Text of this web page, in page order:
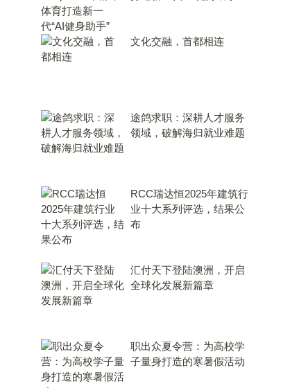
文化交融，首都相连
途鸽求职：深耕人才服务
领域，破解海归就业难题
RCC瑞达恒2025年建筑行
业十大系列评选，结果公
布
汇付天下登陆澳洲，开启
全球化发展新篇章
职出众夏令营：为高校学
子量身打造的寒暑假活动